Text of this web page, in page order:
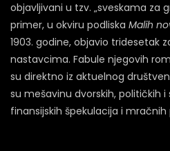
objavljivani u tzv. „sveskama za
primer, u okviru podliska Malih
1903. godine, objavio tridesetak
nastavcima. Fabule njegovih
su direktno iz aktuelnog
su mešavinu dvorskih, političkih i
finansijskih špekulacija i